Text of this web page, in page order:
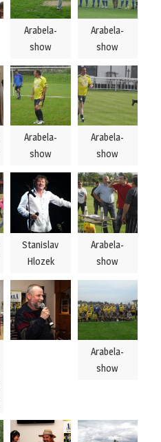
Arabela-
show
Arabela-
show
Arabela-
show
Arabela-
show
Stanislav
Hlozek
Arabela-
show
Arabela-
show